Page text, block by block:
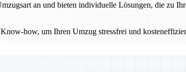
an und bieten individuelle Lösungen, die zu
how, um Ihren Umzug stressfrei und